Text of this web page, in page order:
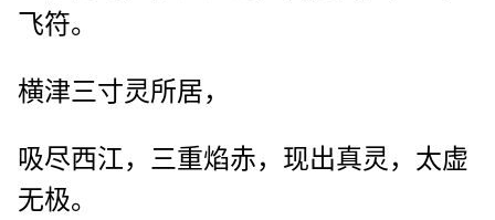
飞符。
横津三寸灵所居，
吸尽西江，三重焰赤，现出真灵，太虚
无极。